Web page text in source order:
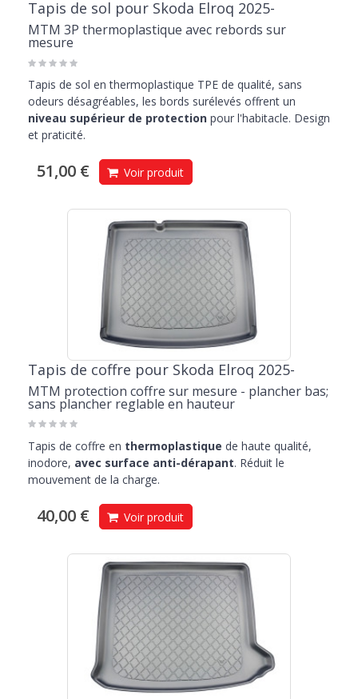
Tapis de sol pour Skoda Elroq 2025-
MTM 3P thermoplastique avec rebords sur
mesure
Tapis de sol en thermoplastique TPE de qualité, sans
odeurs désagréables, les bords surélevés offrent un
niveau supérieur de protection pour l'habitacle. Design
et praticité.
51,00 € Voir produit
Tapis de coffre pour Skoda Elroq 2025-
MTM protection coffre sur mesure - plancher bas;
sans plancher reglable en hauteur
Tapis de coffre en thermoplastique de haute qualité,
inodore, avec surface anti-dérapant. Réduit le
mouvement de la charge.
40,00 € Voir produit